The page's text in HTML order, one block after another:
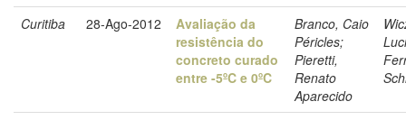
Curitiba 28-Ago-2012
Avaliação da
resistência do
concreto curado
entre -5ºC e 0ºC
Branco, Caio
Péricles;
Pieretti,
Renato
Aparecido